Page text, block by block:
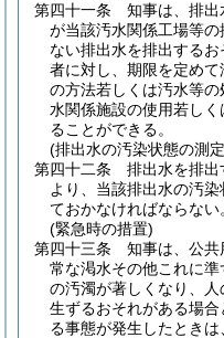
第四十一条
知事は、排
が当該汚水関係工場等
ない排出水を排出する
者に対し、期限を定め
の方法若しくは汚水等
水関係施設の使用若し
ることができる。
(排出水の汚染状態の測
第四十二条
排出水を排出
より、当該排出水の汚
ておかなければならない
(緊急時の措置)
第四十三条
知事は、公
常な渇水その他これに
の汚濁が著しくなり、
生ずるおそれがある場
る事態が発生したとき